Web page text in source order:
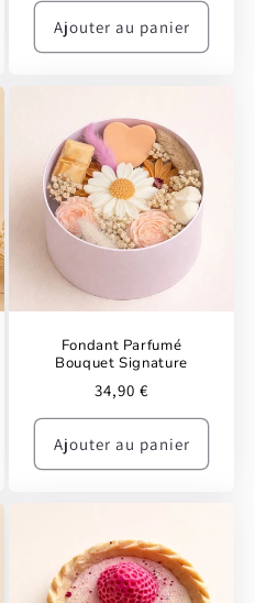
Ajouter au panier
Fondant Parfumé
Bouquet Signature
Prix
habituel
34,90 €
Ajouter au panier